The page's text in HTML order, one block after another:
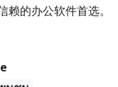
赖的办公软件首选。